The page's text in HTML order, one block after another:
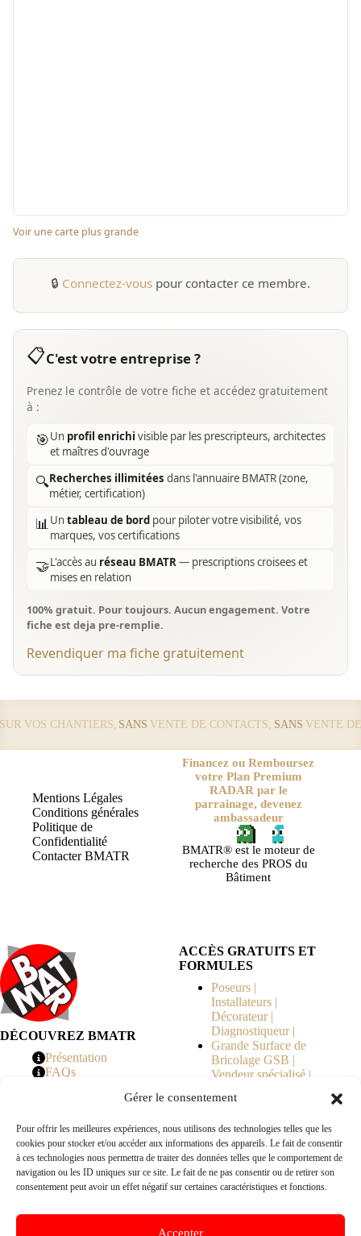
Gérer le consentement
Pour offrir les meilleures expériences, nous utilisons des technologies telles que les
cookies pour stocker et/ou accéder aux informations des appareils. Le fait de consentir
à ces technologies nous permettra de traiter des données telles que le comportement de
navigation ou les ID uniques sur ce site. Le fait de ne pas consentir ou de retirer son
consentement peut avoir un effet négatif sur certaines caractéristiques et fonctions.
Accepter
Voir une carte plus grande
🔒 Connectez-vous pour contacter ce membre.
📋C'est votre entreprise ?
Prenez le contrôle de votre fiche et accédez gratuitement
à :
🎯Un profil enrichi visible par les prescripteurs, architectes
et maîtres d'ouvrage
🔍Recherches illimitées dans l'annuaire BMATR (zone,
métier, certification)
📊Untableau de bord pour piloter votre visibilité, vos
marques, vos certifications
🤝L'accès au réseau BMATR— prescriptions croisees et
mises en relation
100% gratuit. Pour toujours. Aucun engagement. Votre
fiche est deja pre-remplie.
Revendiquer ma fiche gratuitement
VOS CHANTIERS, SANSVENTE DE CONTACTS,SANSVENTE DE
Mentions Légales
Conditions générales
Politique de
Confidentialité
Contacter BMATR
Financez ou Remboursez
votre Plan Premium
RADAR par le
parrainage, devenez
ambassadeur
BMATR® est le moteur de
recherche des PROS du
Bâtiment
DÉCOUVREZ BMATR
Présentation
FAQs
ACCÈS GRATUITS ET
FORMULES
Poseurs |
Installateurs |
Décorateur |
Diagnostiqueur |
Grande Surface de
Bricolage GSB |
Vendeur spécialisé |
Copropriété | MOE |
en Travaux |
Fabricants | Marque |
© 2026 BMATR® — Tous droits réservés.